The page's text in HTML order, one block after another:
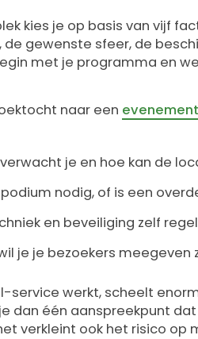
kies je op basis van vijf
gewenste sfeer, de
met je programma en
naar een
je en hoe kan de
nodig, of is een
en beveiliging zelf
je je bezoekers meegeven
service werkt, scheelt
dan één aanspreekpunt
verkleint ook het risico